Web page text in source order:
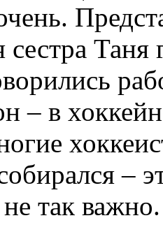
– в
–
так важно.